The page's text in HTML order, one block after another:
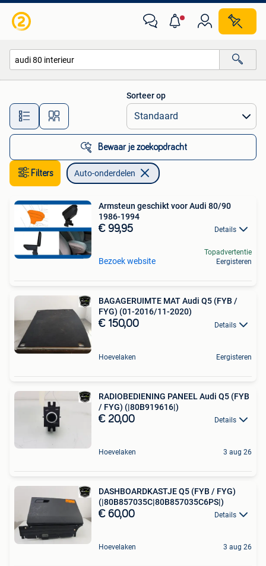
Alle afstanden…
Sorteer op
Bewaar je zoekopdracht
Filters Auto-onderdelen
Armsteun geschikt voor Audi 80/90
1986-1994
€ 99,95 Details
Bezoek website
Topadvertentie
Eergisteren
BAGAGERUIMTE MAT Audi Q5 (FYB /
FYG) (01-2016/11-2020)
€ 150,00 Details
Hoevelaken Eergisteren
RADIOBEDIENING PANEEL Audi Q5 (FYB
/ FYG) (|80B919616|)
€ 20,00 Details
Hoevelaken 3 aug 26
DASHBOARDKASTJE Q5 (FYB / FYG)
(|80B857035C|80B857035C6PS|)
€ 60,00 Details
Hoevelaken 3 aug 26